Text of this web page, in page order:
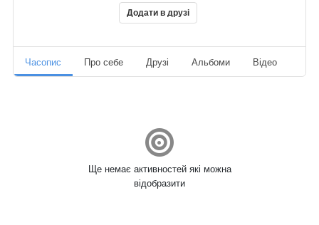
Додати в друзі
Часопис Про себе Друзі Альбоми Відео
Ще немає активностей які можна
відобразити